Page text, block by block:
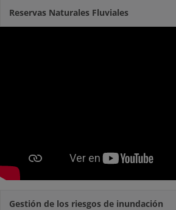
Reservas Naturales Fluviales
Gestión de los riesgos de inundación